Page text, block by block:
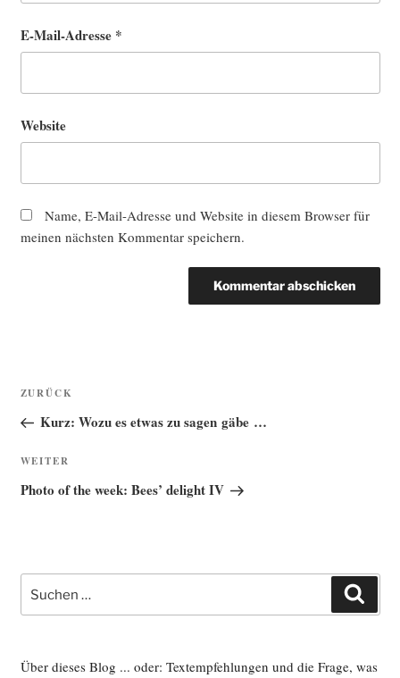
E-Mail-Adresse *
Website
Name, E-Mail-Adresse und Website in diesem Browser für
meinen nächsten Kommentar speichern.
Beitragsnavigation
Vorheriger
Beitrag
ZURÜCK
Kurz: Wozu es etwas zu sagen gäbe …
Nächster
Beitrag
WEITER
Photo of the week: Bees’ delight IV
nach:
Über dieses Blog ... oder: Textempfehlungen und die Frage, was